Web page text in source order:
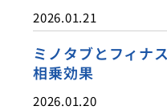
2026.01.21
ミノタブとフィナ
相乗効果
2026.01.20